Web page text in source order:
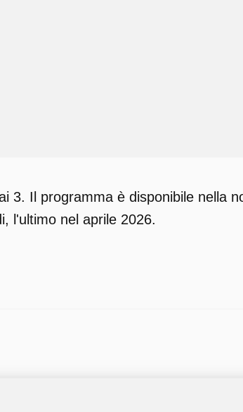
3. Il programma è disponibile nella
l'ultimo nel aprile 2026.